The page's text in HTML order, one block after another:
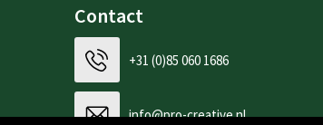
Contact
+31 (0)85 060 1686
info@pro-creative.nl